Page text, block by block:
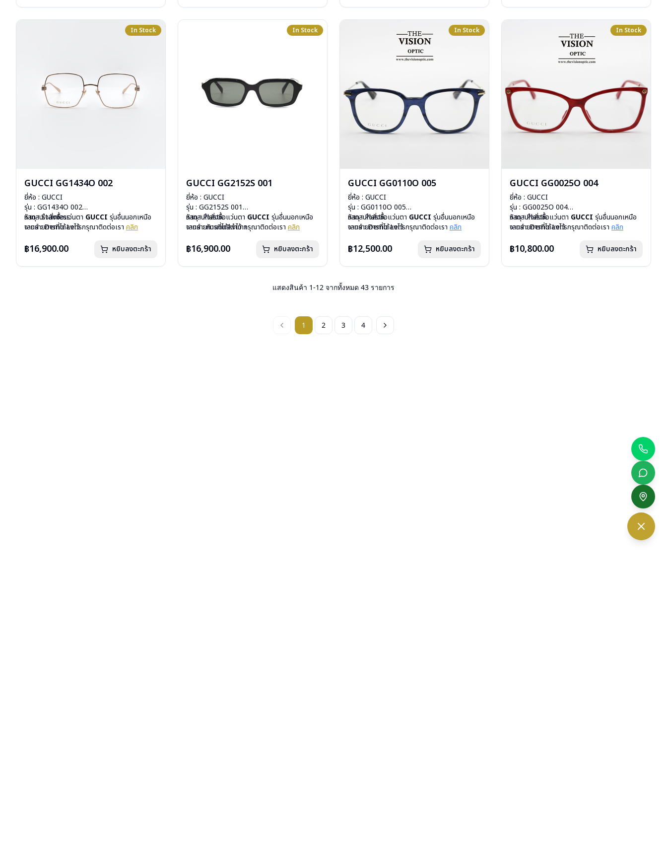
In Stock
GUCCI GG1434O 002
ยี่ห้อ : GUCCI
รุ่น : GG1434O 002
วัสดุ : Stainless
เลนส์ : Demo Lens
น้ำหนัก : 30 กรัม
การรับประกัน : 1 ปี
หากสนใจสั่งชื้อแว่นตา GUCCI รุ่นอื่นนอกเหนือ
จากรายการที่ได้ลงไว้ กรุณาติดต่อเรา คลิก
฿16,900.00 หยิบลงตะกร้า
In Stock
GUCCI GG2152S 001
ยี่ห้อ : GUCCI
รุ่น : GG2152S 001
วัสดุ : Plastic
เลนส์ : กันแดดสีดำเทา
น้ำหนัก : 33 กรัม
การรับประกัน : 1 ปี
หากสนใจสั่งชื้อแว่นตา GUCCI รุ่นอื่นนอกเหนือ
จากรายการที่ได้ลงไว้ กรุณาติดต่อเรา คลิก
฿16,900.00 หยิบลงตะกร้า
In Stock
GUCCI GG0110O 005
ยี่ห้อ : GUCCI
รุ่น : GG0110O 005
วัสดุ : Plastic
เลนส์ : Demo Lens
น้ำหนัก : 21 กรัม
การรับประกัน : 1 ปี
หากสนใจสั่งชื้อแว่นตา GUCCI รุ่นอื่นนอกเหนือ
จากรายการที่ได้ลงไว้ กรุณาติดต่อเรา คลิก
฿12,500.00 หยิบลงตะกร้า
In Stock
GUCCI GG0025O 004
ยี่ห้อ : GUCCI
รุ่น : GG0025O 004
วัสดุ : Plastic
เลนส์ : Demo Lens
น้ำหนัก : 21 กรัม
การรับประกัน : 1 ปี
หากสนใจสั่งชื้อแว่นตา GUCCI รุ่นอื่นนอกเหนือ
จากรายการที่ได้ลงไว้ กรุณาติดต่อเรา คลิก
฿10,800.00 หยิบลงตะกร้า
แสดงสินค้า 1-12 จากทั้งหมด 43 รายการ
1 2 3 4